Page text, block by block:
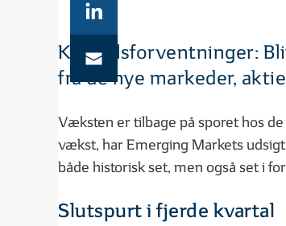
Kvartalsforventninger:
fra de nye markeder,
Væksten er tilbage på sporet hos
vækst, har Emerging Markets
både historisk set, men også set i
Slutspurt i fjerde kvartal